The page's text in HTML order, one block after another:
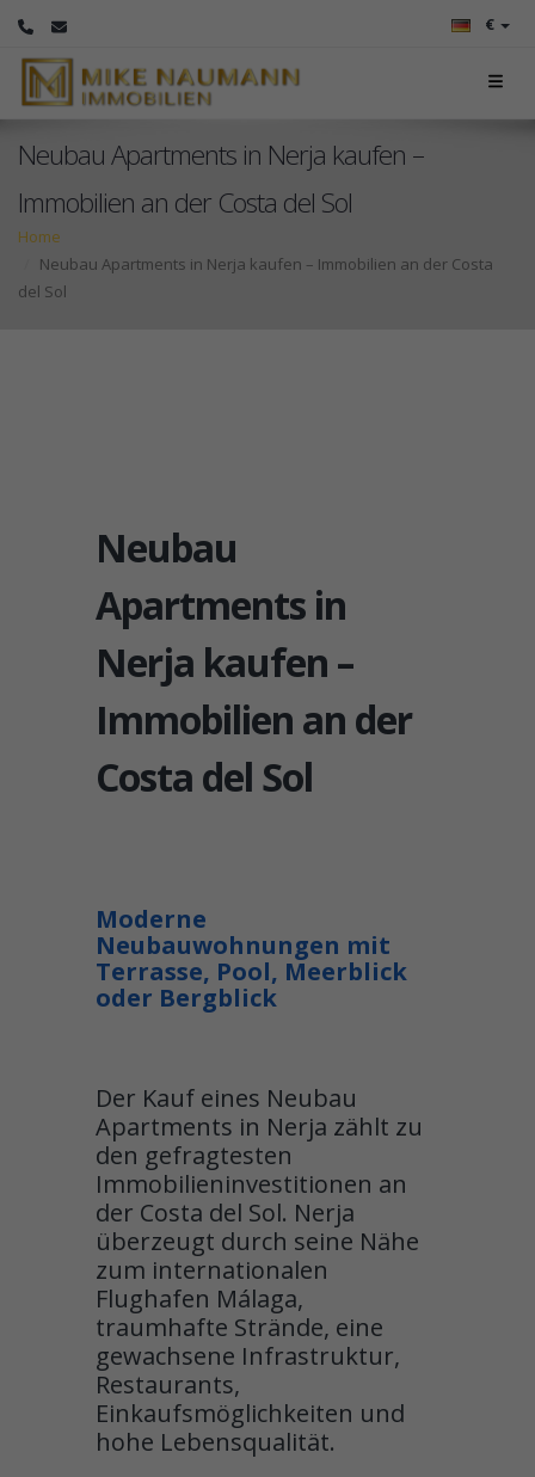
€
Neubau Apartments in Nerja kaufen –
Immobilien an der Costa del Sol
Home
Neubau Apartments in Nerja kaufen – Immobilien an der Costa
del Sol
Neubau
Apartments in
Nerja kaufen –
Immobilien an der
Costa del Sol
Moderne
Neubauwohnungen mit
Terrasse, Pool, Meerblick
oder Bergblick
Der Kauf eines Neubau
Apartments in Nerja zählt zu
den gefragtesten
Immobilieninvestitionen an
der Costa del Sol. Nerja
überzeugt durch seine Nähe
zum internationalen
Flughafen Málaga,
traumhafte Strände, eine
gewachsene Infrastruktur,
Restaurants,
Einkaufsmöglichkeiten und
hohe Lebensqualität.